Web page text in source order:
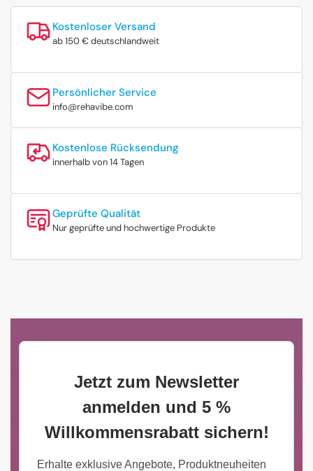
Kostenloser Versand
ab 150 € deutschlandweit
Persönlicher Service
info@rehavibe.com
Kostenlose Rücksendung
innerhalb von 14 Tagen
Geprüfte Qualität
Nur geprüfte und hochwertige Produkte
Jetzt zum Newsletter
anmelden und 5 %
Willkommensrabatt sichern!
Erhalte exklusive Angebote, Produktneuheiten